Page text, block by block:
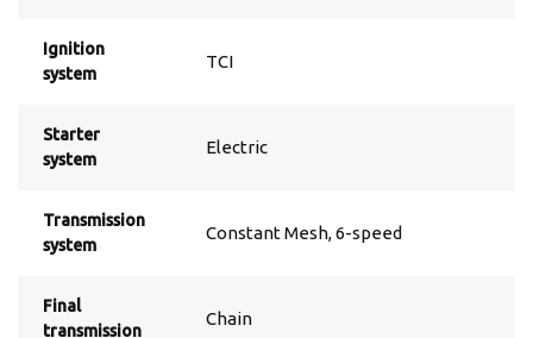
Ignition
system
TCI
Starter
system
Electric
Transmission
system
Constant Mesh, 6-speed
Final
transmission
Chain